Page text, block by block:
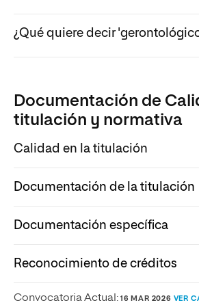
¿Qué quiere decir
Documentación de
titulación y normativa
Calidad en la titulación
Documentación de la titulación
Documentación específica
Reconocimiento de créditos
Convocatoria Actual: 16 MAR 2026 VER